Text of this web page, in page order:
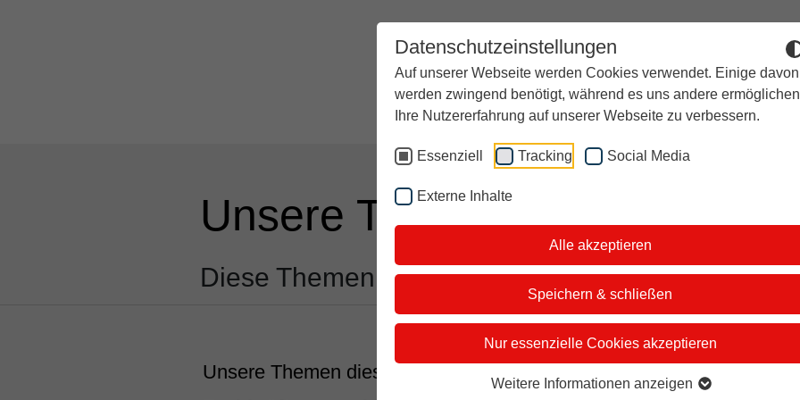
Datenschutzeinstellungen
Auf unserer Webseite werden Cookies verwendet. Einige davon
werden zwingend benötigt, während es uns andere
Ihre Nutzererfahrung auf unserer Webseite zu verbessern.
Essenziell Tracking Social Media
Externe Inhalte
Alle akzeptieren
Speichern & schließen
Nur essenzielle Cookies akzeptieren
Weitere Informationen anzeigen
Unsere Themen in dieser
Diese Themen erwarten Sie in dieser Woche.
Unsere Themen diesen Mittwoch:
Der Moderator Studiotickets Kontakt i&u